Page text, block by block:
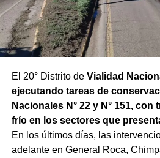
El 20° Distrito de Vialidad
ejecutando tareas de
Nacionales N° 22 y N° 151,
frío en los sectores que
En los últimos días, las
adelante en General Roca,